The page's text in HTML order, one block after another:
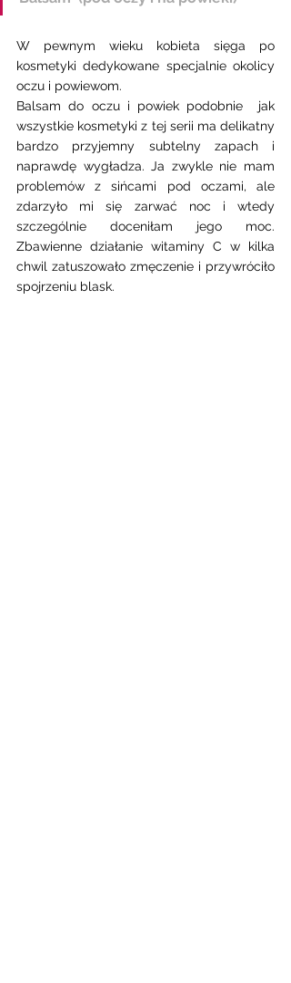
W pewnym wieku kobieta sięga po
kosmetyki dedykowane specjalnie okolicy
oczu i powiewom.
Balsam do oczu i powiek podobnie  jak
wszystkie kosmetyki z tej serii ma delikatny
bardzo przyjemny subtelny zapach i
naprawdę wygładza. Ja zwykle nie mam
problemów z sińcami pod oczami, ale
zdarzyło mi się zarwać noc i wtedy
szczególnie doceniłam jego moc.
Zbawienne działanie witaminy C w kilka
chwil zatuszowało zmęczenie i przywróciło
spojrzeniu blask.